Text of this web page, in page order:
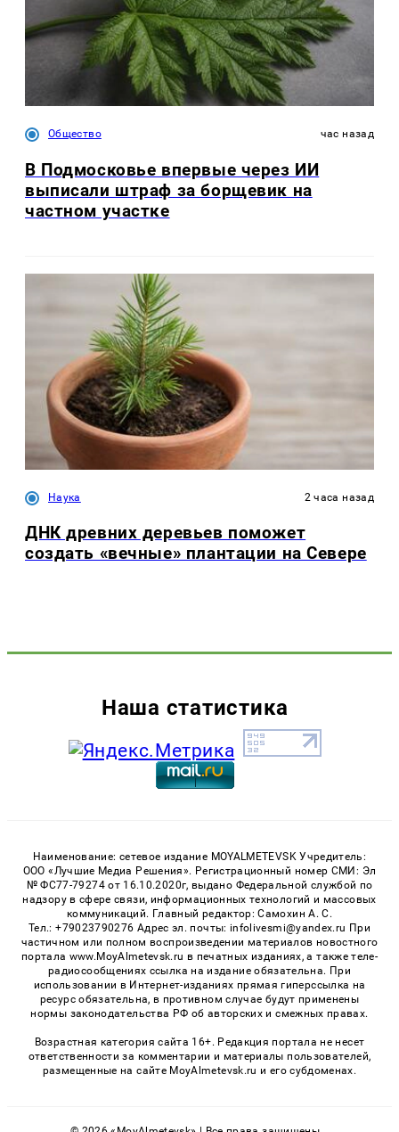
Общество час назад
В Подмосковье впервые через ИИ
выписали штраф за борщевик на
частном участке
Наука 2 часа назад
ДНК древних деревьев поможет
создать «вечные» плантации на Севере
Наша статистика
Наименование: сетевое издание MOYALMETEVSK Учредитель:
ООО «Лучшие Медиа Решения». Регистрационный номер СМИ: Эл
№ ФС77-79274 от 16.10.2020г, выдано Федеральной службой по
надзору в сфере связи, информационных технологий и массовых
коммуникаций. Главный редактор: Самохин А. С.
Тел.: +79023790276 Адрес эл. почты: infolivesmi@yandex.ru При
частичном или полном воспроизведении материалов новостного
портала www.MoyAlmetevsk.ru в печатных изданиях, а также теле-
радиосообщениях ссылка на издание обязательна. При
использовании в Интернет-изданиях прямая гиперссылка на
ресурс обязательна, в противном случае будут применены
нормы законодательства РФ об авторских и смежных правах.
Возрастная категория сайта 16+. Редакция портала не несет
ответственности за комментарии и материалы пользователей,
размещенные на сайте MoyAlmetevsk.ru и его субдоменах.